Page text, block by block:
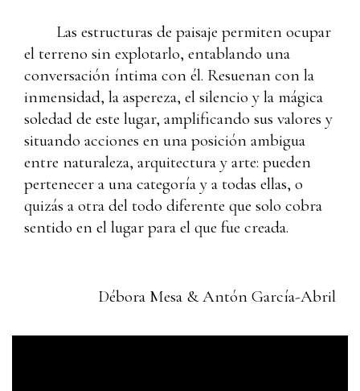
Las estructuras de paisaje permiten ocupar
el terreno sin explotarlo, entablando una
conversación íntima con él. Resuenan con la
inmensidad, la aspereza, el silencio y la mágica
soledad de este lugar, amplificando sus valores y
situando acciones en una posición ambigua
entre naturaleza, arquitectura y arte: pueden
pertenecer a una categoría y a todas ellas, o
quizás a otra del todo diferente que solo cobra
sentido en el lugar para el que fue creada.
Débora Mesa & Antón García-Abril